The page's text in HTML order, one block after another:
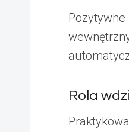
Rola